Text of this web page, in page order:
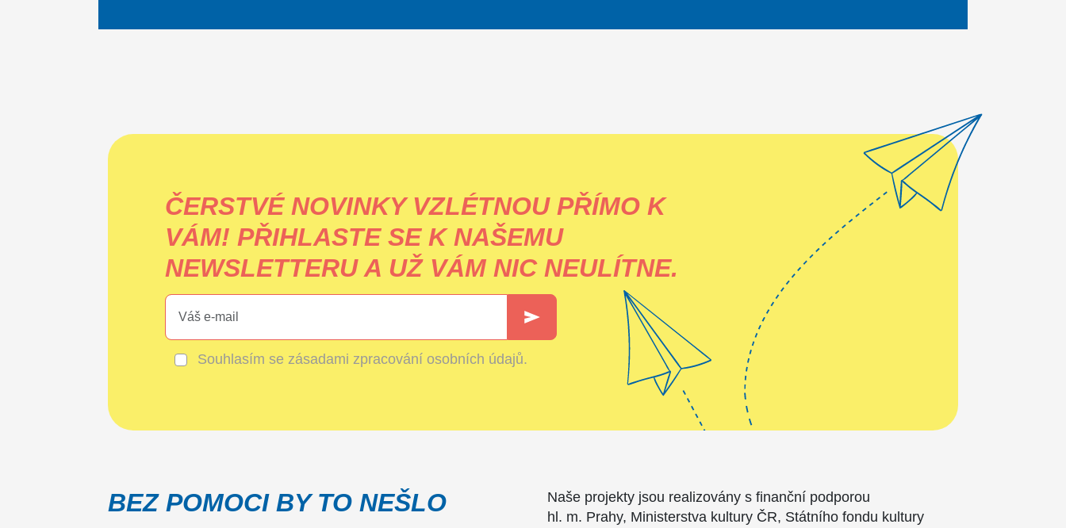
ČERSTVÉ NOVINKY VZLÉTNOU PŘÍMO K
VÁM! PŘIHLASTE SE K NAŠEMU
NEWSLETTERU A UŽ VÁM NIC NEULÍTNE.
Souhlasím se zásadami zpracování osobních údajů.
BEZ POMOCI BY TO NEŠLO
Naše projekty jsou realizovány s finanční podporou
hl. m. Prahy, Ministerstva kultury ČR, Státního fondu kultury